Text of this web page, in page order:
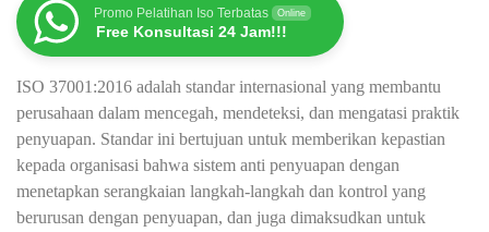
Promo Pelatihan Iso Terbatas Online
Free Konsultasi 24 Jam!!!
ISO 37001:2016 adalah standar internasional yang membantu
perusahaan dalam mencegah, mendeteksi, dan mengatasi praktik
penyuapan. Standar ini bertujuan untuk memberikan kepastian
kepada organisasi bahwa sistem anti penyuapan dengan
menetapkan serangkaian langkah-langkah dan kontrol yang
berurusan dengan penyuapan, dan juga dimaksudkan untuk